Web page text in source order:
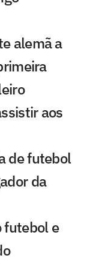
alemã a
aos
de futebol
da
futebol e